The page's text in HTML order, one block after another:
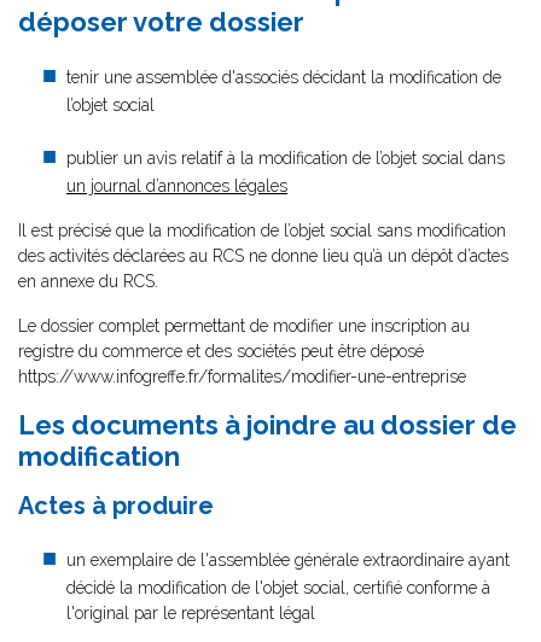
déposer votre dossier
tenir une assemblée d'associés décidant la modification de
l’objet social
publier un avis relatif à la modification de l’objet social dans
un journal d’annonces légales
Il est précisé que la modification de l’objet social sans modification
des activités déclarées au RCS ne donne lieu qu’à un dépôt d’actes
en annexe du RCS.
Le dossier complet permettant de modifier une inscription au
registre du commerce et des sociétés peut être déposé
https://www.infogreffe.fr/formalites/modifier-une-entreprise
Les documents à joindre au dossier de
modification
Actes à produire
un exemplaire de l'assemblée générale extraordinaire ayant
décidé la modification de l'objet social, certifié conforme à
l'original par le représentant légal